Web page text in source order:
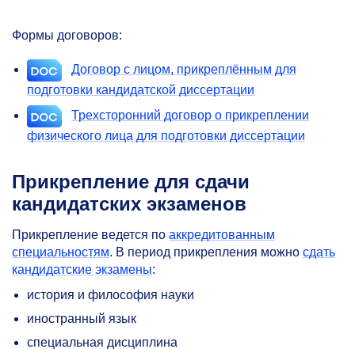
Формы договоров:
Договор с лицом, прикреплённым для
подготовки кандидатской диссертации
Трехсторонний договор о прикреплении
физического лица для подготовки диссертации
Прикрепление для сдачи
кандидатских экзаменов
Прикрепление ведется по аккредитованным
специальностям. В период прикрепления можно сдать
кандидатские экзамены:
история и философия науки
иностранный язык
специальная дисциплина